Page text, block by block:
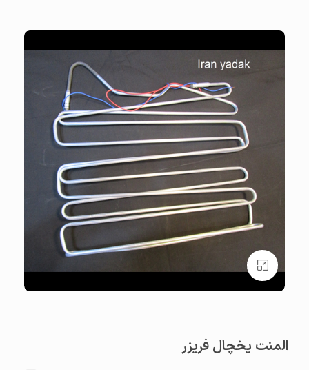
بزرگنمایی تصویر
المنت یخچال فریزر